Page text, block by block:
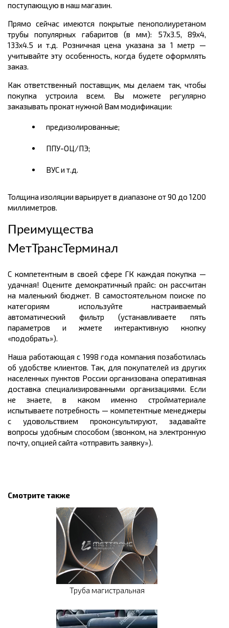
поступающую в наш магазин.
Прямо сейчас имеются покрытые пенополиуретаном
трубы популярных габаритов (в мм): 57х3.5, 89х4,
133х4.5 и т.д. Розничная цена указана за 1 метр —
учитывайте эту особенность, когда будете оформлять
заказ.
Как ответственный поставщик, мы делаем так, чтобы
покупка устроила всем. Вы можете регулярно
заказывать прокат нужной Вам модификации:
предизолированные;
ППУ-ОЦ/ПЭ;
ВУС и т.д.
Толщина изоляции варьирует в диапазоне от 90 до 1200
миллиметров.
Преимущества
МетТрансТерминал
С компетентным в своей сфере ГК каждая покупка —
удачная! Оцените демократичный прайс: он рассчитан
на маленький бюджет. В самостоятельном поиске по
категориям используйте настраиваемый
автоматический фильтр (устанавливаете пять
параметров и жмете интерактивную кнопку
«подобрать»).
Наша работающая с 1998 года компания позаботилась
об удобстве клиентов. Так, для покупателей из других
населенных пунктов России организована оперативная
доставка специализированными организациями. Если
не знаете, в каком именно стройматериале
испытываете потребность — компетентные менеджеры
с удовольствием проконсультируют, задавайте
вопросы удобным способом (звонком, на электронную
почту, опцией сайта «отправить заявку»).
Смотрите также
Труба магистральная